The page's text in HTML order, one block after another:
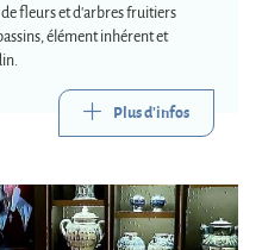
fleurs et d'arbres fruitiers
élément inhérent et
Plus d'infos